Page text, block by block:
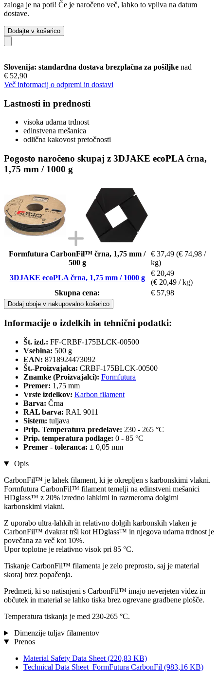
zaloga je na poti! Če je naročeno več, lahko to vpliva na datum
dostave.
Dodajte v košarico
Slovenija: standardna dostava brezplačna za pošiljke nad
€ 52,90
Več informacij o odpremi in dostavi
Lastnosti in prednosti
visoka udarna trdnost
edinstvena mešanica
odlična kakovost pretočnosti
Pogosto naročeno skupaj z 3DJAKE ecoPLA črna,
1,75 mm / 1000 g
Formfutura CarbonFil™ črna, 1,75 mm /
500 g
€ 37,49 (€ 74,98 /
kg)
3DJAKE ecoPLA črna, 1,75 mm / 1000 g
€ 20,49
(€ 20,49 / kg)
Skupna cena:
€ 57,98
Dodaj oboje v nakupovalno košarico
Informacije o izdelkih in tehnični podatki:
Št. izd.: FF-CRBF-175BLCK-00500
Vsebina: 500 g
EAN: 8718924473092
Št.-Proizvajalca: CRBF-175BLCK-00500
Znamke (Proizvajalci): Formfutura
Premer: 1,75 mm
Vrste izdelkov: Karbon filament
Barva: Črna
RAL barva: RAL 9011
Sistem: tuljava
Prip. Temperatura predelave: 230 - 265 °C
Prip. temperatura podlage: 0 - 85 °C
Premer - toleranca: ± 0,05 mm
Opis
CarbonFil™ je lahek filament, ki je okrepljen s karbonskimi vlakni.
Formfutura CarbonFil™ filament temelji na edinstveni mešanici
HDglass™ z 20% izredno lahkimi in razmeroma dolgimi
karbonskimi vlakni.
Z uporabo ultra-lahkih in relativno dolgih karbonskih vlaken je
CarbonFil™ dvakrat trši kot HDglass™ in njegova udarna trdnost je
povečana za več kot 10%.
Upor toplotne je relativno visok pri 85 °C.
Tiskanje CarbonFil™ filamenta je zelo preprosto, saj je material
skoraj brez popačenja.
Predmeti, ki so natisnjeni s CarbonFil™ imajo neverjeten videz in
občutek in material se lahko tiska brez ogrevane gradbene plošče.
Temperatura tiskanja je med 230-265 °C.
Dimenzije tuljav filamentov
Prenos
Material Safety Data Sheet (220,83 KB)
Technical Data Sheet_FormFutura CarbonFil (983,16 KB)